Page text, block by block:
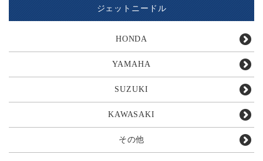
ジェットニードル
HONDA
YAMAHA
SUZUKI
KAWASAKI
その他